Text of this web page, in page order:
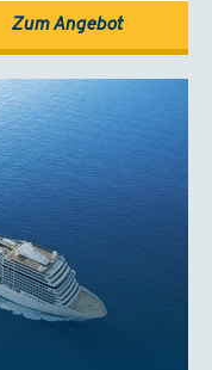
Zum Angebot